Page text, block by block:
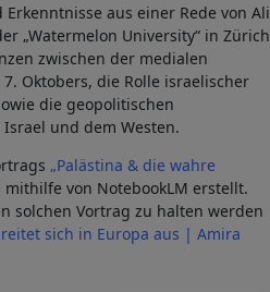
aus einer Rede von Ali
„Watermelon University“ in Zürich
zwischen der medialen
Oktobers, die Rolle israelischer
die geopolitischen
und dem Westen.
„Palästina & die wahre
von NotebookLM erstellt.
solchen Vortrag zu halten werden
sich in Europa aus | Amira